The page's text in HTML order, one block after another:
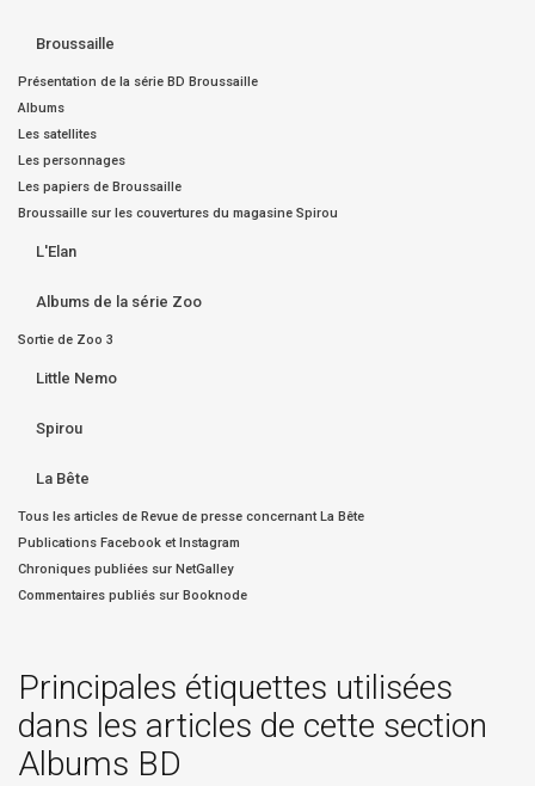
Broussaille
Présentation de la série BD Broussaille
Albums
Les satellites
Les personnages
Les papiers de Broussaille
Broussaille sur les couvertures du magasine Spirou
L'Elan
Albums de la série Zoo
Sortie de Zoo 3
Little Nemo
Spirou
La Bête
Tous les articles de Revue de presse concernant La Bête
Publications Facebook et Instagram
Chroniques publiées sur NetGalley
Commentaires publiés sur Booknode
Principales étiquettes utilisées
dans les articles de cette section
Albums BD